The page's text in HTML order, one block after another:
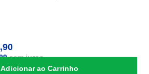
sem juros
Adicionar ao Carrinho